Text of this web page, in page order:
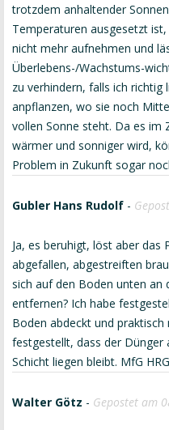
trotzdem anhaltender
Temperaturen ausgesetzt
nicht mehr aufnehmen und
Überlebens-/Wachstums-
zu verhindern, falls ich
anpflanzen, wo sie noch
vollen Sonne steht. Da es im
wärmer und sonniger wird,
Problem in Zukunft sogar
Gubler Hans Rudolf -
Ja, es beruhigt, löst aber
abgefallen, abgestreiften
sich auf den Boden unten an
entfernen? Ich habe
Boden abdeckt und
festgestellt, dass der Dünger
Schicht liegen bleibt. MfG HRG
Walter Götz - Gepostet am